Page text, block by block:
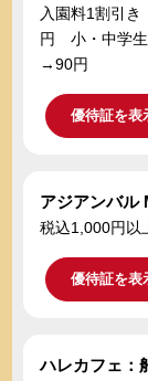
入園料1割引
円 小・中学
→90円
優待証を表
アジアンバル
税込1,000円以
優待証を表
ハレカフェ：